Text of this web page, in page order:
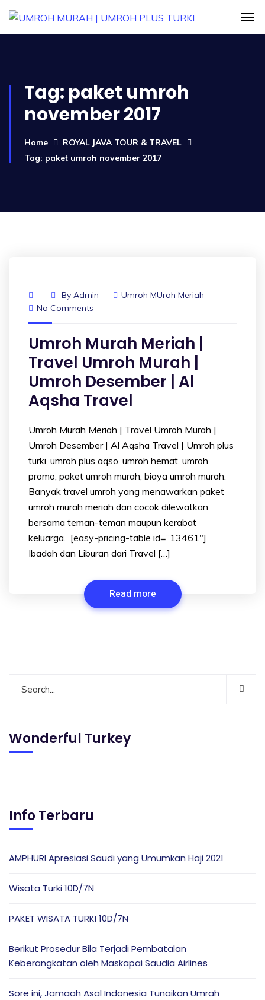
Tag: paket umroh
november 2017
Home
ROYAL JAVA TOUR & TRAVEL
Tag: paket umroh november 2017
By Admin
Umroh MUrah Meriah
No Comments
Umroh Murah Meriah |
Travel Umroh Murah |
Umroh Desember | Al
Aqsha Travel
Umroh Murah Meriah | Travel Umroh Murah |
Umroh Desember | Al Aqsha Travel | Umroh plus
turki, umroh plus aqso, umroh hemat, umroh
promo, paket umroh murah, biaya umroh murah.
Banyak travel umroh yang menawarkan paket
umroh murah meriah dan cocok dilewatkan
bersama teman-teman maupun kerabat
keluarga. [easy-pricing-table id=”13461″]
Ibadah dan Liburan dari Travel […]
Read more
Wonderful Turkey
Info Terbaru
AMPHURI Apresiasi Saudi yang Umumkan Haji 2021
Wisata Turki 10D/7N
PAKET WISATA TURKI 10D/7N
Berikut Prosedur Bila Terjadi Pembatalan
Keberangkatan oleh Maskapai Saudia Airlines
Sore ini, Jamaah Asal Indonesia Tunaikan Umrah